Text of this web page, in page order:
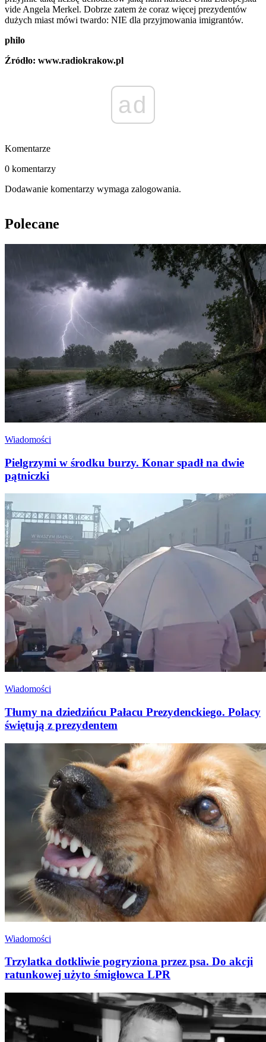
vide Angela Merkel. Dobrze zatem że coraz więcej prezydentów
dużych miast mówi twardo: NIE dla przyjmowania imigrantów.
philo
Źródło: www.radiokrakow.pl
ad
Komentarze
0 komentarzy
Dodawanie komentarzy wymaga zalogowania.
Polecane
Wiadomości
Pielgrzymi w środku burzy. Konar spadł na dwie
pątniczki
Wiadomości
Tłumy na dziedzińcu Pałacu Prezydenckiego. Polacy
świętują z prezydentem
Wiadomości
Trzylatka dotkliwie pogryziona przez psa. Do akcji
ratunkowej użyto śmigłowca LPR